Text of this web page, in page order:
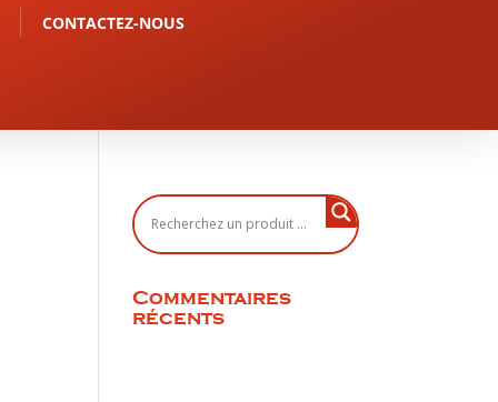
CONTACTEZ-NOUS
Commentaires
récents